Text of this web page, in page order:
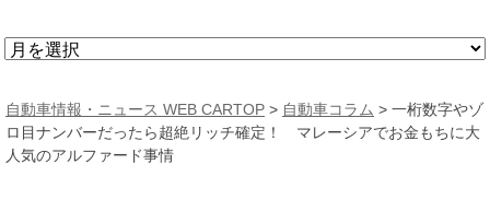
ア
カ
イ
ブ
自動車情報・ニュース WEB CARTOP > 自動車コラム > 一桁数字やゾ
ロ目ナンバーだったら超絶リッチ確定！ マレーシアでお金もちに大
人気のアルファード事情